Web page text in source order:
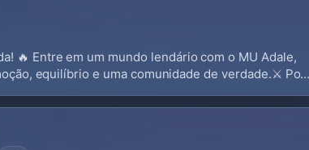
🔥 Entre em um mundo lendário com o MU Adale,
equilíbrio e uma comunidade de verdade.⚔️ Por